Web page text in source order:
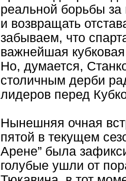
реальной борьбы
и возвращать
забываем, что
важнейшая
Но, думается,
столичным дерби
лидеров перед
Нынешняя очная
пятой в текущем
Арене” была
голубые ушли от